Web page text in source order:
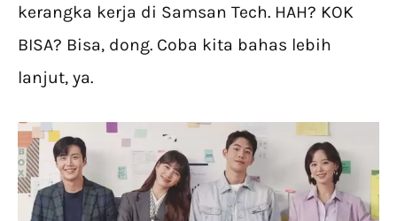
kerangka kerja di Samsan Tech. HAH? KOK
BISA? Bisa, dong. Coba kita bahas lebih
lanjut, ya.